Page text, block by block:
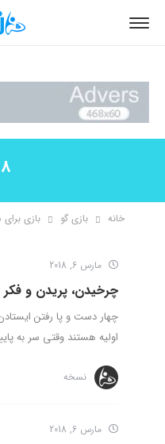
8 ماهه
خانه بازی گو بازی
مارس 6, 2018
چرخیدن، پریدن و فکر
چهار دست و پا رفتن
اولیه هستند وقتی سر به
نسخه
مارس 6, 2018